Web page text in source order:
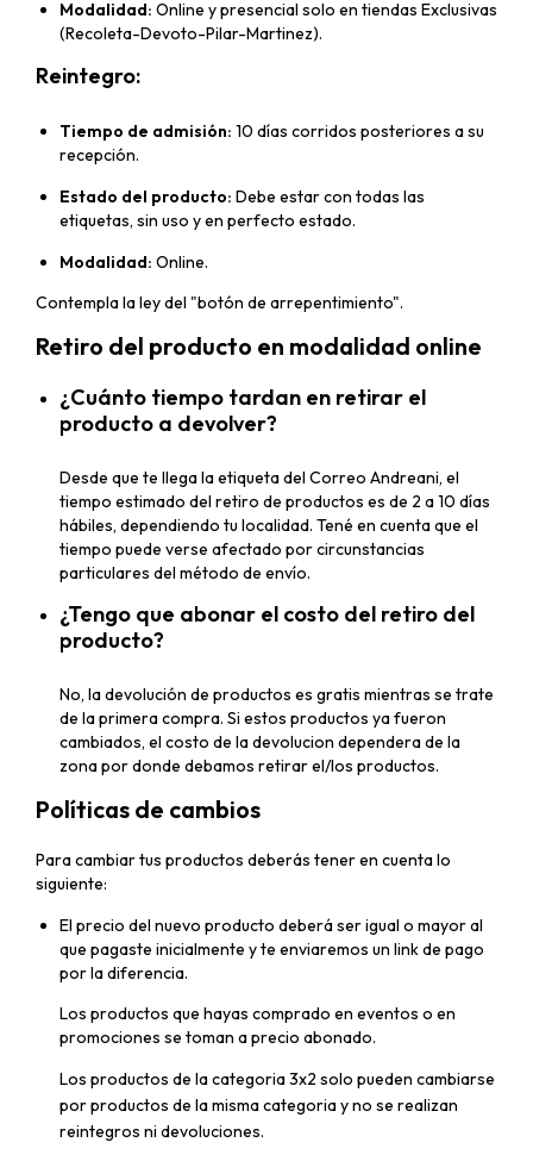
Modalidad: Online y presencial solo en tiendas Exclusivas
(Recoleta-Devoto-Pilar-Martinez).
Reintegro:
Tiempo de admisión: 10 días corridos posteriores a su
recepción.
Estado del producto: Debe estar con todas las
etiquetas, sin uso y en perfecto estado.
Modalidad: Online.
Contempla la ley del "botón de arrepentimiento".
Retiro del producto en modalidad online
¿Cuánto tiempo tardan en retirar el
producto a devolver?
Desde que te llega la etiqueta del Correo Andreani, el
tiempo estimado del retiro de productos es de 2 a 10 días
hábiles, dependiendo tu localidad. Tené en cuenta que el
tiempo puede verse afectado por circunstancias
particulares del método de envío.
¿Tengo que abonar el costo del retiro del
producto?
No, la devolución de productos es gratis mientras se trate
de la primera compra. Si estos productos ya fueron
cambiados, el costo de la devolucion dependera de la
zona por donde debamos retirar el/los productos.
Políticas de cambios
Para cambiar tus productos deberás tener en cuenta lo
siguiente:
El precio del nuevo producto deberá ser igual o mayor al
que pagaste inicialmente y te enviaremos un link de pago
por la diferencia.
Los productos que hayas comprado en eventos o en
promociones se toman a precio abonado.
Los productos de la categoria 3x2 solo pueden cambiarse
por productos de la misma categoria y no se realizan
reintegros ni devoluciones.